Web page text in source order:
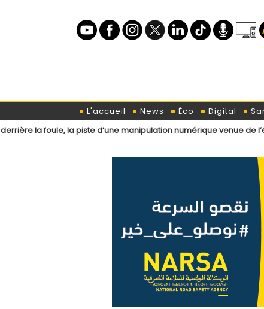
L'accueil News Éco Digital
la piste d’une manipulation numérique venue de l’étranger ?